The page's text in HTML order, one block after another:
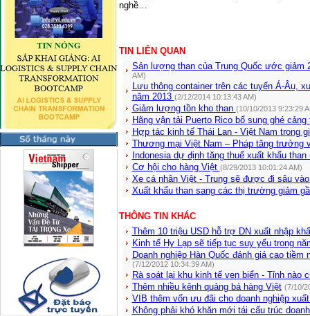
nghề…
TIN LIÊN QUAN
Sản lượng than của Trung Quốc ước giảm
AM)
Lưu thông container trên các tuyến Á-Âu,
năm 2013 (2/12/2014 10:13:43 AM)
Giảm lượng tồn kho than (10/10/2013 9:23:29
Hãng vận tải Puerto Rico bổ sung ghé
Hợp tác kinh tế Thái Lan - Việt Nam trong
Thương mại Việt Nam – Pháp tăng trưởng
Indonesia dự định tăng thuế xuất khẩu
Cơ hội cho hàng Việt (8/29/2013 10:01:24 AM)
Xe cá nhân Việt - Trung sẽ được đi sâu
Xuất khẩu than sang các thị trường giảm
THÔNG TIN KHÁC
Thêm 10 triệu USD hỗ trợ DN xuất nhập
Kinh tế Hy Lạp sẽ tiếp tục suy yếu trong
Doanh nghiệp Hàn Quốc đánh giá cao
(7/12/2012 10:34:39 AM)
Rà soát lại khu kinh tế ven biển - Tỉnh nào
Thêm nhiều kênh quảng bá hàng Việt (7/10/
VIB thêm vốn ưu đãi cho doanh nghiệp
Không phải khó khăn mới tái cấu trúc